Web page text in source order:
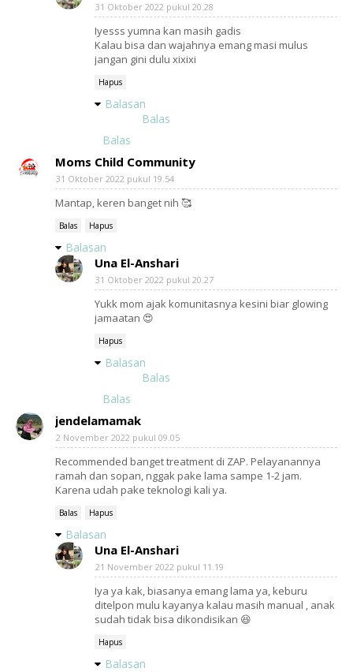
31 Oktober 2022 pukul 20.28
Iyesss yumna kan masih gadis
Kalau bisa dan wajahnya emang masi mulus
jangan gini dulu xixixi
Hapus
Balasan
Balas
Balas
Moms Child Community
31 Oktober 2022 pukul 19.54
Mantap, keren banget nih 🥰
Balas Hapus
Balasan
Una El-Anshari
31 Oktober 2022 pukul 20.27
Yukk mom ajak komunitasnya kesini biar glowing
jamaatan 😍
Hapus
Balasan
Balas
Balas
jendelamamak
2 November 2022 pukul 09.05
Recommended banget treatment di ZAP. Pelayanannya
ramah dan sopan, nggak pake lama sampe 1-2 jam.
Karena udah pake teknologi kali ya.
Balas Hapus
Balasan
Una El-Anshari
21 November 2022 pukul 11.19
Iya ya kak, biasanya emang lama ya, keburu
ditelpon mulu kayanya kalau masih manual , anak
sudah tidak bisa dikondisikan 😆
Hapus
Balasan